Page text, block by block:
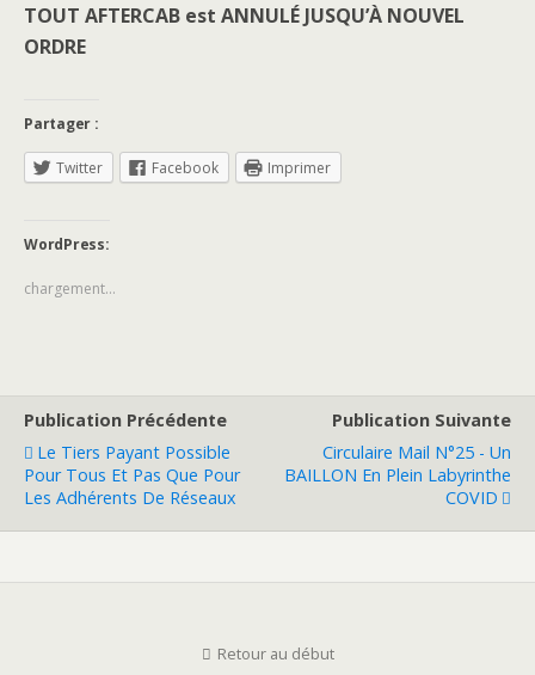
TOUT AFTERCAB est ANNULÉ JUSQU’À NOUVEL
ORDRE
Partager :
Twitter Facebook Imprimer
WordPress:
chargement…
Publication Précédente
Le Tiers Payant Possible
Pour Tous Et Pas Que Pour
Les Adhérents De Réseaux
Publication Suivante
Circulaire Mail N°25 - Un
BAILLON En Plein Labyrinthe
COVID
Retour au début